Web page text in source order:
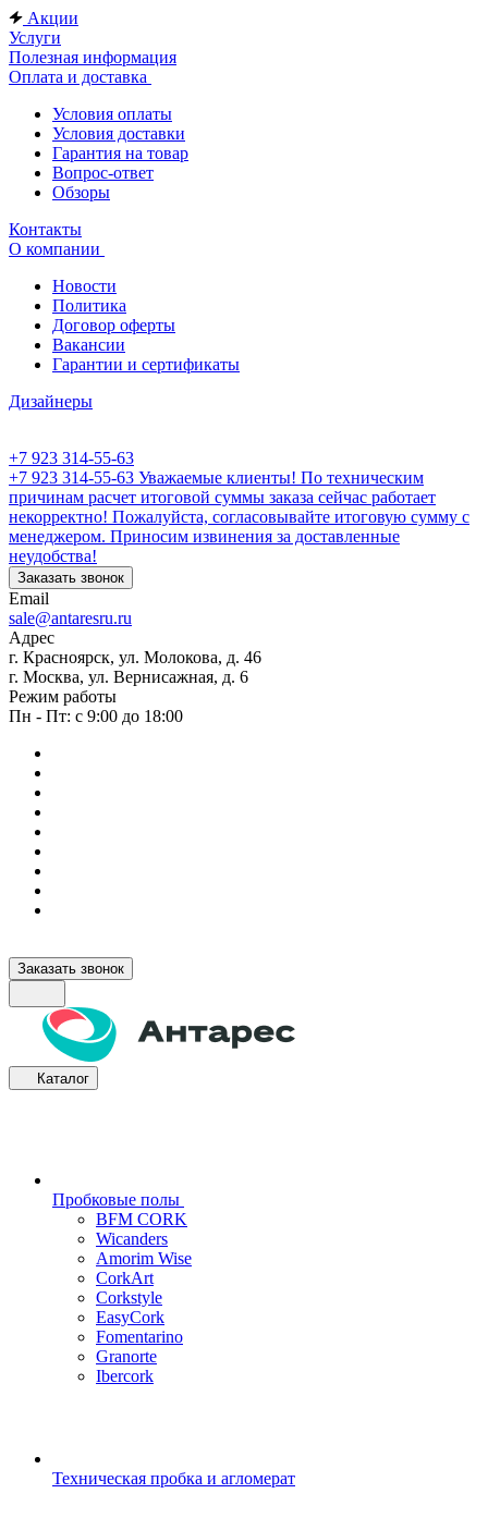
Акции
Услуги
Полезная информация
Оплата и доставка
Условия оплаты
Условия доставки
Гарантия на товар
Вопрос-ответ
Обзоры
Контакты
О компании
Новости
Политика
Договор оферты
Вакансии
Гарантии и сертификаты
Дизайнеры
+7 923 314-55-63
+7 923 314-55-63 Уважаемые клиенты! По техническим
причинам расчет итоговой суммы заказа сейчас работает
некорректно! Пожалуйста, согласовывайте итоговую сумму с
менеджером. Приносим извинения за доставленные
неудобства!
Заказать звонок
Email
sale@antaresru.ru
Адрес
г. Красноярск, ул. Молокова, д. 46
г. Москва, ул. Вернисажная, д. 6
Режим работы
Пн - Пт: с 9:00 до 18:00
Заказать звонок
Каталог
Пробковые полы
BFM CORK
Wicanders
Amorim Wise
CorkArt
Corkstyle
EasyCork
Fomentarino
Granorte
Ibercork
Техническая пробка и агломерат